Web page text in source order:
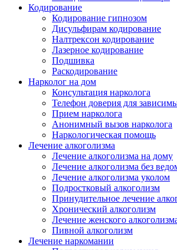
Кодирование
Кодирование гипнозом
Дисульфирам кодирование
Налтрексон кодирование
Лазерное кодирование
Подшивка
Раскодирование
Нарколог на дом
Консультация нарколога
Телефон доверия для
Прием нарколога
Анонимный вызов нарколога
Наркологическая помощь
Лечение алкоголизма
Лечение алкоголизма на дому
Лечение алкоголизма без
Лечение алкоголизма уколом
Подростковый алкоголизм
Принудительное лечение
Хронический алкоголизм
Лечение женского
Пивной алкоголизм
Лечение наркомании